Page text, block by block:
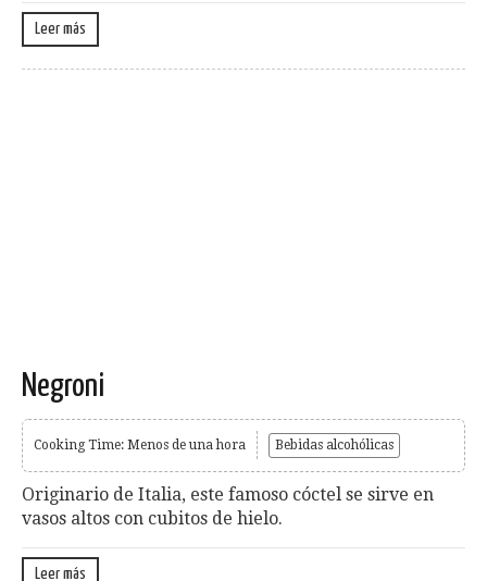
Leer más
Negroni
Cooking Time: Menos de una hora Bebidas alcohólicas
Originario de Italia, este famoso cóctel se sirve en
vasos altos con cubitos de hielo.
Leer más